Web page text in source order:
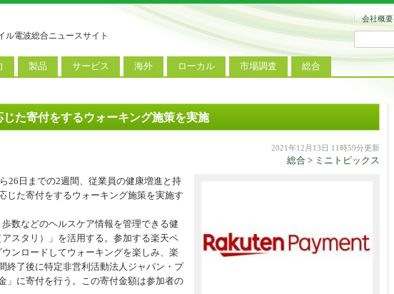
ル電波総合ニュースサイト
会社概要
製品
スマートフォン
SIM
Wi-Fiルーター
ウェアラブル端末
パソコン
サービス
アプリ
料金プラン
海外
Androidニュース
海外展示会
現地サービス
ローカル
地方展示会
市場調査 総合
た寄付をするウォーキング施策を実施
2021年12月13日 11時59分更新
総合 > ミニトピックス
26日までの2週間、従業員の健康増進と持
じた寄付をするウォーキング施策を実施す
数などのヘルスケア情報を管理できる健
スタリ）」を活用する。参加する楽天ペ
ンロードしてウォーキングを楽しみ、楽
終了後に特定非営利活動法人ジャパン・プ
」に寄付を行う。この寄付金額は参加者の